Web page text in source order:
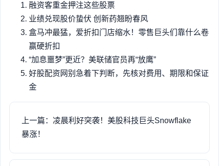
融资客重金押注这些股票
业绩兑现股价蛰伏 创新药翘盼春风
盒马冲最猛，爱折扣门店缩水！零售巨头们靠什么卷
赢硬折扣
“加息噩梦”更近？美联储官员再“放鹰”
好股配资网别急着下判断，先核对费用、期限和保证
金
上一篇：凌晨利好突袭！美股科技巨头Snowflake
暴涨！